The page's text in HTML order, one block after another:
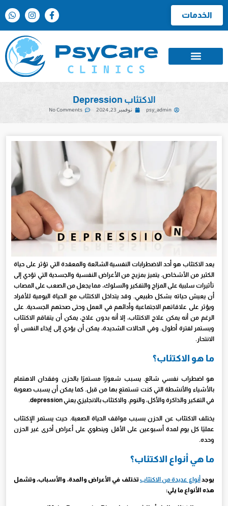
الخدمات
الاكتئاب Depression
psy_admin نوفمبر 23, 2024 No Comments
يعد الاكتئاب هو أحد الاضطرابات النفسية الشائعة والمعقدة التي تؤثر على حياة
الكثير من الأشخاص. يتميز بمزيج من الأعراض النفسية والجسدية التي تؤدي إلى
تأثيرات سلبية على المزاج والتفكير والسلوك، مما يجعل من الصعب على المصاب
أن يعيش حياته بشكل طبيعي. وقد يتداخل الاكتئاب مع الحياة اليومية للأفراد
ويؤثر على علاقاتهم الاجتماعية وأدائهم في العمل وحتى صحتهم الجسدية. على
الرغم من أنه يمكن علاج الاكتئاب، إلا أنه بدون علاج، يمكن أن يتفاقم الاكتئاب
ويستمر لفترة أطول. وفي الحالات الشديدة، يمكن أن يؤدي إلى إيذاء النفس أو
الانتحار.
ما هو الاكتئاب؟
هو اضطراب نفسي شائع. يسبب شعورًا مستمرًا بالحزن وفقدان الاهتمام
بالأشياء والأنشطة التي كنت تستمتع بها من قبل. كما يمكن أن يسبب صعوبة
في التفكير والذاكرة والأكل، والنوم. والاكتئاب بالانجليزي يعني depression.
يختلف الاكتئاب عن الحزن بسبب مواقف الحياة الصعبة. حيث يستمر الإكتئاب
عمليًا كل يوم لمدة أسبوعين على الأقل وينطوي على أعراض أخرى غير الحزن
وحده.
ما هي أنواع الاكتئاب؟
يوجدأنواع عديدة من الاكتئاب تختلف في الأعراض والمدة، والأسباب، وتشمل
هذه الأنواع ما يلي: